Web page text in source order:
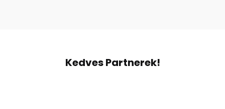
Kedves Partnerek!